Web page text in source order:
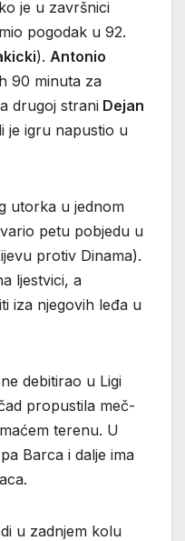
je u završnici
pogodak u 92.
). Antonio
90 minuta za
drugoj strani Dejan
je igru napustio u
utorka u jednom
petu pobjedu u
protiv Dinama).
ljestvici, a
iza njegovih leđa u
debitirao u Ligi
propustila meč-
terenu. U
Barca i dalje ima
u zadnjem kolu